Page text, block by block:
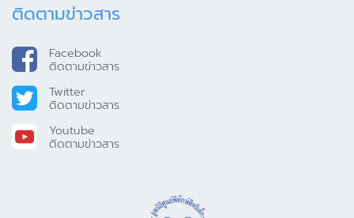
ติดตามข่าวสาร
Facebook
ติดตามข่าวสาร
Twitter
ติดตามข่าวสาร
Youtube
ติดตามข่าวสาร